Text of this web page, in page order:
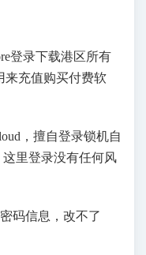
登录下载港区所有
来充值购买付费软
，擅自登录锁机自
这里登录没有任何风
码信息，改不了